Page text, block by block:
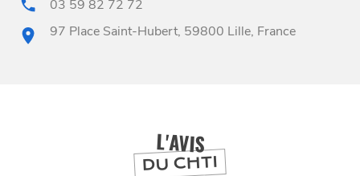
L'AVIS
DU CHTI
03 59 82 72 72
97 Place Saint-Hubert, 59800 Lille, France
DEPUIS 1973